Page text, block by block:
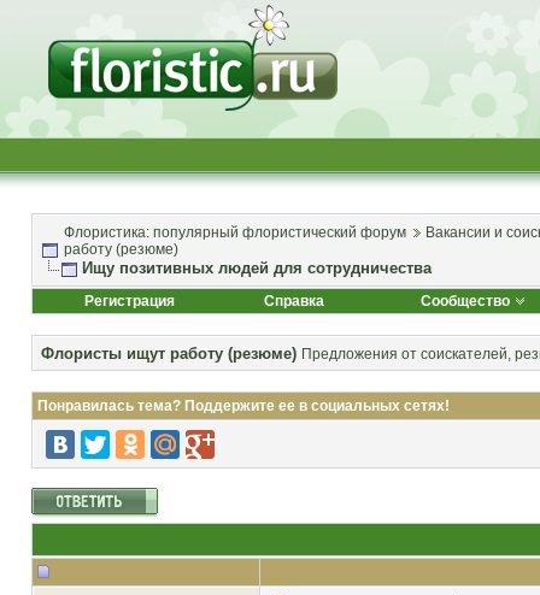
Флористика: популярный флористический форум
Вакансии и
работу (резюме)
Ищу позитивных людей для сотрудничества
Регистрация Справка Сообщество
Флористы ищут работу (резюме) Предложения от соискателей,
Понравилась тема? Поддержите ее в социальных сетях!